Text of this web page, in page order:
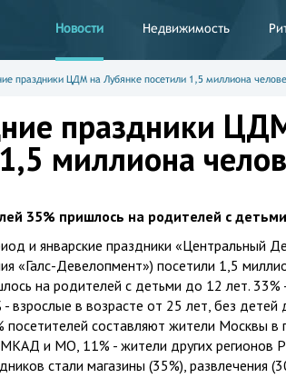
Новости Недвижимость
праздники ЦДМ на Лубянке посетили 1,5 миллиона
праздники
миллиона
35% пришлось на родителей с
и январские праздники «Центральный
«Галс-Девелопмент») посетили 1,5
на родителей с детьми до 12 лет.
взрослые в возрасте от 25 лет, без
посетителей составляют жители Москвы
и МО, 11% - жители других регионов
стали магазины (35%), развлечения